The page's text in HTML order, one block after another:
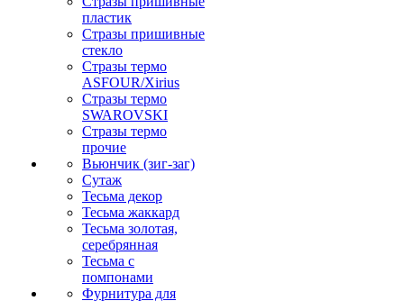
пластик
Стразы пришивные
стекло
Стразы термо
ASFOUR/Xirius
Стразы термо
SWAROVSKI
Стразы термо
прочие
Вьюнчик (зиг-заг)
Сутаж
Тесьма декор
Тесьма жаккард
Тесьма золотая,
серебрянная
Тесьма с
помпонами
Фурнитура для